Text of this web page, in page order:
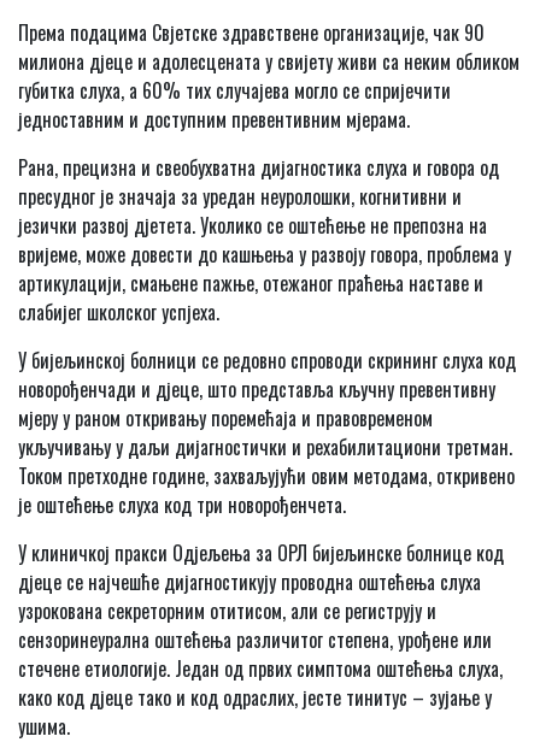
Према подацима Свјетске здравствене организације, чак 90
милиона дјеце и адолесцената у свијету живи са неким обликом
губитка слуха, а 60% тих случајева могло се спријечити
једноставним и доступним превентивним мјерама.
Рана, прецизна и свеобухватна дијагностика слуха и говора од
пресудног је значаја за уредан неуролошки, когнитивни и
језички развој дјетета. Уколико се оштећење не препозна на
вријеме, може довести до кашњења у развоју говора, проблема у
артикулацији, смањене пажње, отежаног праћења наставе и
слабијег школског успјеха.
У бијељинској болници се редовно спроводи скрининг слуха код
новорођенчади и дјеце, што представља кључну превентивну
мјеру у раном откривању поремећаја и правовременом
укључивању у даљи дијагностички и рехабилитациони третман.
Током претходне године, захваљујући овим методама, откривено
је оштећење слуха код три новорођенчета.
У клиничкој пракси Одјељења за ОРЛ бијељинске болнице код
дјеце се најчешће дијагностикују проводна оштећења слуха
узрокована секреторним отитисом, али се региструју и
сензоринеурална оштећења различитог степена, урођене или
стечене етиологије. Један од првих симптома оштећења слуха,
како код дјеце тако и код одраслих, јесте тинитус – зујање у
ушима.